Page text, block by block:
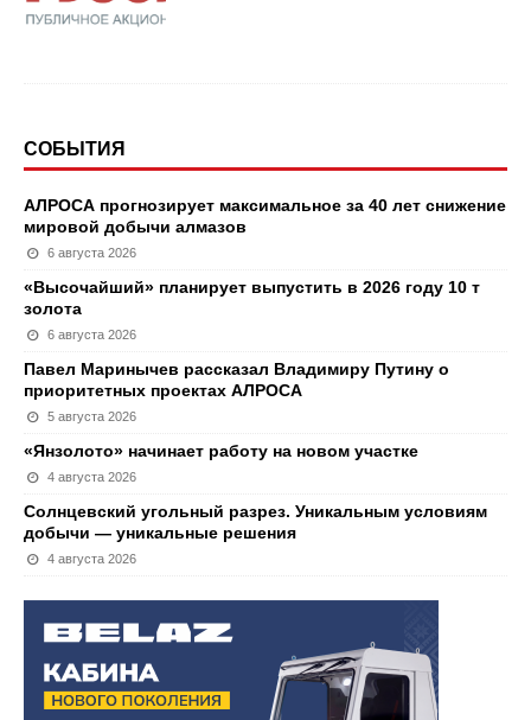
СОБЫТИЯ
АЛРОСА прогнозирует максимальное за 40 лет снижение
мировой добычи алмазов
6 августа 2026
«Высочайший» планирует выпустить в 2026 году 10 т
золота
6 августа 2026
Павел Маринычев рассказал Владимиру Путину о
приоритетных проектах АЛРОСА
5 августа 2026
«Янзолото» начинает работу на новом участке
4 августа 2026
Солнцевский угольный разрез. Уникальным условиям
добычи — уникальные решения
4 августа 2026